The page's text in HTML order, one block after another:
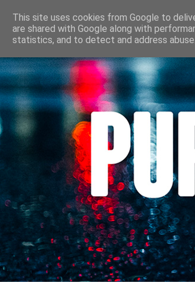
CULTURE • LIVRES AU FIL DE MES LECTURES
This site uses cookies from Google to
are shared with Google along with
statistics, and to detect and address abuse.